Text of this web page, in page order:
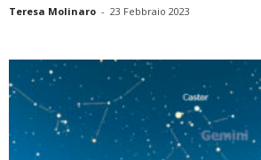
Teresa Molinaro - 23 Febbraio 2023